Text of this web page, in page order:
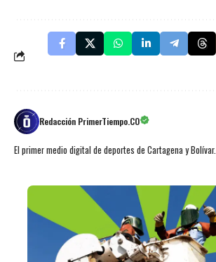
Redacción PrimerTiempo.CO
El primer medio digital de deportes de Cartagena y Bolívar.